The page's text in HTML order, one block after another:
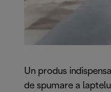
Un produs
de spumare a